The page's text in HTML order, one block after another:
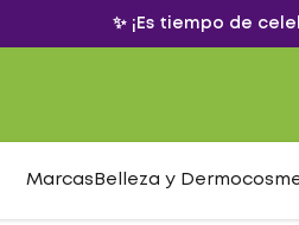
✨ ¡Es tiempo de
Marcas Belleza y